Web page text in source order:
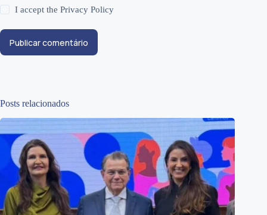
I accept thePrivacy Policy
Publicar comentário
Posts relacionados